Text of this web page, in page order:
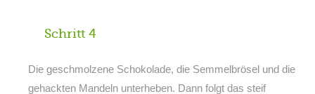
Schritt 4
Die geschmolzene Schokolade, die Semmelbrösel und die
gehackten Mandeln unterheben. Dann folgt das steif